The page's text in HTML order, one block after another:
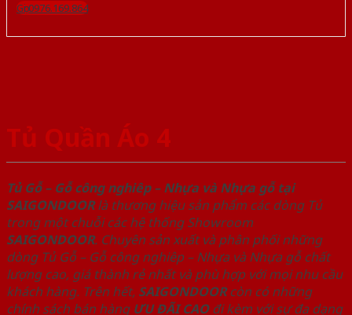
Gọi 0976.169.864
Tủ Quần Áo 4
Tủ Gỗ – Gỗ công nghiêp – Nhựa và Nhựa gỗ tại
SAIGONDOORlà thương hiệu sản phẩm các dòng Tủ
trong một chuỗi các hệ thống Showroom
SAIGONDOOR. Chuyên sản xuất và phân phối những
dòng Tủ Gỗ – Gỗ công nghiêp – Nhựa và Nhựa gỗ chất
lượng cao, giá thành rẻ nhất và phù hợp với mọi nhu cầu
khách hàng. Trên hết, SAIGONDOORcòn có những
chính sách bán hàng ƯU ĐÃI CAOđi kèm với sự đa dạng